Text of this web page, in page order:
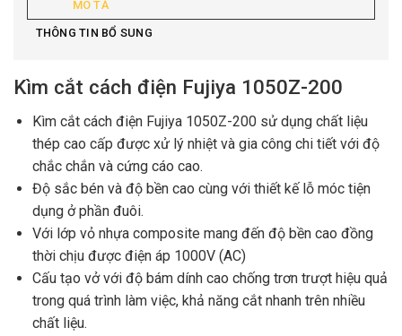
MÔ TẢ
THÔNG TIN BỔ SUNG
Kìm cắt cách điện Fujiya 1050Z-200
Kìm cắt cách điện Fujiya 1050Z-200 sử dụng chất liệu
thép cao cấp được xử lý nhiệt và gia công chi tiết với độ
chắc chắn và cứng cáo cao.
Độ sắc bén và độ bền cao cùng với thiết kế lỗ móc tiện
dụng ở phần đuôi.
Với lớp vỏ nhựa composite mang đến độ bền cao đồng
thời chịu được điện áp 1000V (AC)
Cấu tạo vở với độ bám dính cao chống trơn trượt hiệu quả
trong quá trình làm việc, khả năng cắt nhanh trên nhiều
chất liệu.